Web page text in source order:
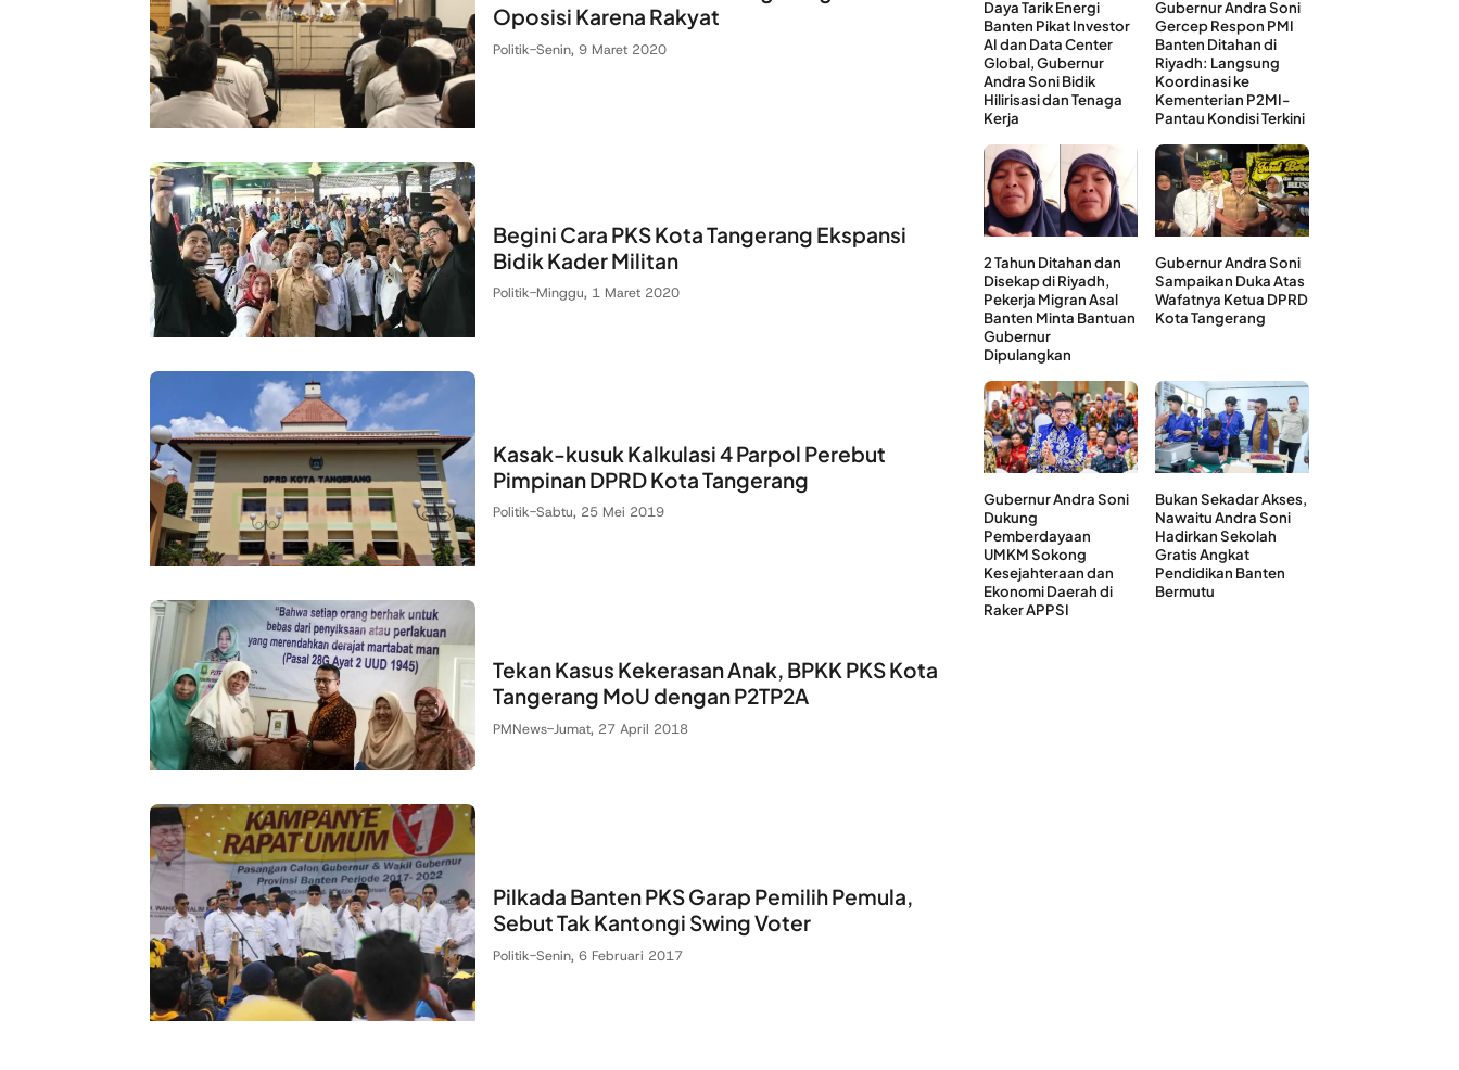
Oposisi Karena Rakyat
Politik-Senin, 9 Maret 2020
Begini Cara PKS Kota Tangerang Ekspansi
Bidik Kader Militan
Politik-Minggu, 1 Maret 2020
Kasak-kusuk Kalkulasi 4 Parpol Perebut
Pimpinan DPRD Kota Tangerang
Politik-Sabtu, 25 Mei 2019
Tekan Kasus Kekerasan Anak, BPKK PKS Kota
Tangerang MoU dengan P2TP2A
PMNews-Jumat, 27 April 2018
Pilkada Banten PKS Garap Pemilih Pemula,
Sebut Tak Kantongi Swing Voter
Politik-Senin, 6 Februari 2017
Daya Tarik Energi
Banten Pikat Investor
AI dan Data Center
Global, Gubernur
Andra Soni Bidik
Hilirisasi dan Tenaga
Kerja
Gubernur Andra Soni
Gercep Respon PMI
Banten Ditahan di
Riyadh: Langsung
Koordinasi ke
Kementerian P2MI-
Pantau Kondisi Terkini
2 Tahun Ditahan dan
Disekap di Riyadh,
Pekerja Migran Asal
Banten Minta Bantuan
Gubernur
Dipulangkan
Gubernur Andra Soni
Sampaikan Duka Atas
Wafatnya Ketua DPRD
Kota Tangerang
Gubernur Andra Soni
Dukung
Pemberdayaan
UMKM Sokong
Kesejahteraan dan
Ekonomi Daerah di
Raker APPSI
Bukan Sekadar Akses,
Nawaitu Andra Soni
Hadirkan Sekolah
Gratis Angkat
Pendidikan Banten
Bermutu